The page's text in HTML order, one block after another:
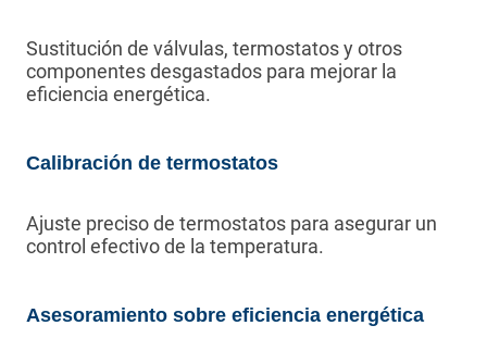
Sustitución de válvulas, termostatos y otros
componentes desgastados para mejorar la
eficiencia energética.
Calibración de termostatos
Ajuste preciso de termostatos para asegurar un
control efectivo de la temperatura.
Asesoramiento sobre eficiencia energética